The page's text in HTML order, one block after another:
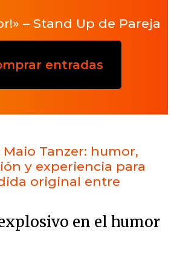
– Stand Up de Pareja
entradas
Tanzer: humor,
y experiencia para
original entre
en el humor